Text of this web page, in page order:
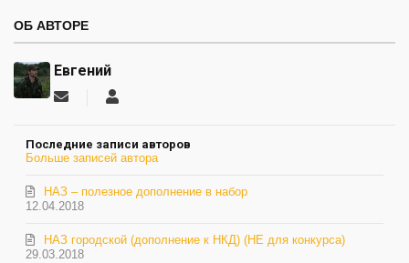
ОБ АВТОРЕ
Евгений
Подписаться
автора
Последние записи авторов
Больше записей автора
12.04.2018
НАЗ – полезное дополнение в набор
29.03.2018
НАЗ городской (дополнение к НКД) (НЕ для конкурса)